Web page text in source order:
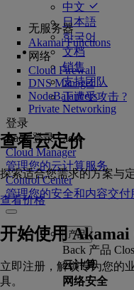
中文
日本語
한국어
文档
销售
支持团队
正遭受攻击 ?
登录
Back 登录 Close
Cloud Manager
管理您的云计算服务
Control Center
管理您的安全和内容交付
产品
Back 产品
云计算
网络安全
无服务器
Akamai Functions
网络
Cloud Firewall
DNS Manager
NodeBalancers
Private Networking
查看云定价
探索适合您需求的方案与
查看价格
开始使用 Akamai
立即注册，解锁专为您的
具。